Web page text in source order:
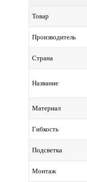
Товар
Производитель
Страна
Название
Материал
Гибкость
Подсветка
Монтаж